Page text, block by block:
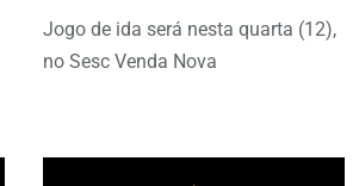
Jogo de ida será nesta quarta (12),
no Sesc Venda Nova